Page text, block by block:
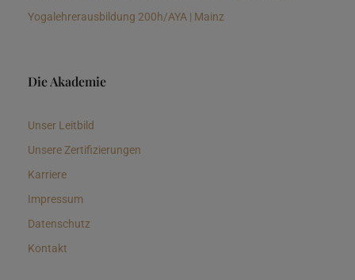
Yogalehrerausbildung 200h/AYA | Mainz
Die Akademie
Unser Leitbild
Unsere Zertifizierungen
Karriere
Impressum
Datenschutz
Kontakt